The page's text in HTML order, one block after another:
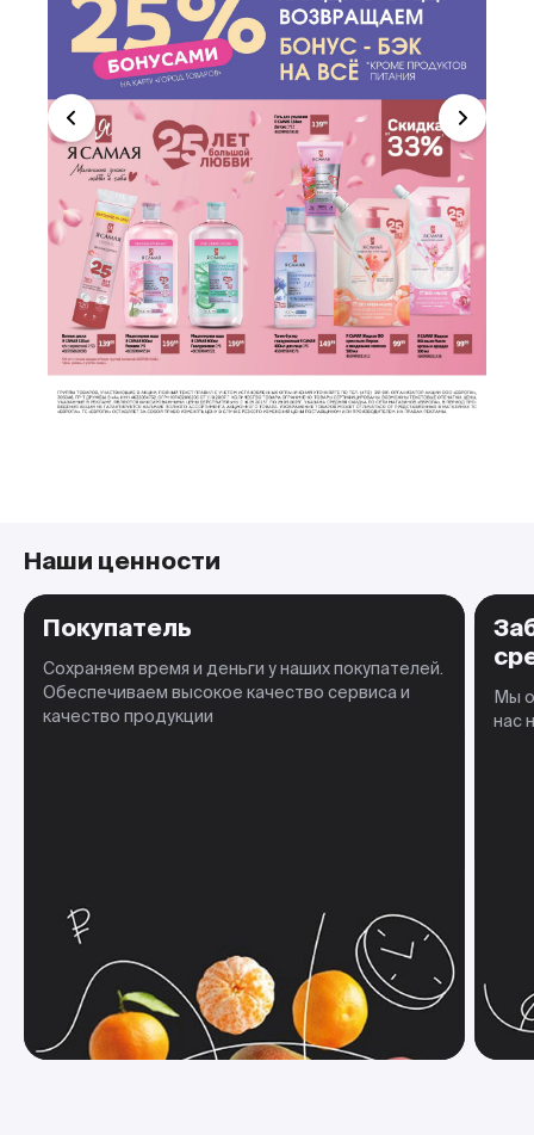
Наши ценности
Покупатель
Сохраняем время и деньги у наших покупателей.
Обеспечиваем высокое качество сервиса и
качество продукции
Мы
нас